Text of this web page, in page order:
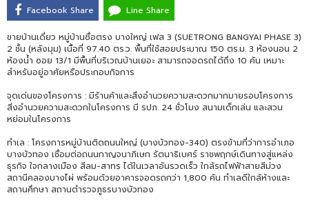
Facebook Share Line Share
ขายบ้านเดี่ยว หมู่บ้านซื่อตรง บางใหญ่ เฟส 3 (SUETRONG BANGYAI PHASE 3)
2 ชั้น (หลังมุม) เนื้อที่ 97.40 ตร.ว. พื้นที่ใช้สอยประมาณ 150 ตร.ม. 3 ห้องนอน 2
ห้องน้ำ ซอย 13/1 มีพื้นที่บริเวณบ้านเยอะ สามารถจอดรถได้ถึง 10 คัน เหมาะ
สำหรับอยู่อาศัยหรือประกอบกิจการ
จุดเด่นของโครงการ : มีร้านค้าและสิ่งอำนวยความสะดวกมากมายรอบโครงการ
สิ่งอำนวยความสะดวกในโครงการ มี รปภ. 24 ชั่วโมง สนามเด็กเล่น และสวน
หย่อมในโครงการ
ทำเล : โครงการหมู่บ้านติดถนนใหญ่ (บางบัวทอง-340) ตรงข้ามที่ว่าการอำเภอ
บางบัวทอง เชื่อมต่อถนนกาญจนาภิเษก รัตนาธิเบศร์ ราชพฤกษ์เดินทางสู่แหล่ง
ธุรกิจ ใจกลางเมือง สีลม-สาทร ได้ในเวลาอันรวดเร็ว ใกล้รถไฟฟ้าสายสีม่วง
สถานีคลองบางไผ่ พร้อมด้วยอาคารจอดรถกว่า 1,800 คัน ทำเลดีใกล้ห้างและ
สถานศึกษา สถานตำรวจภูธรบางบัวทอง